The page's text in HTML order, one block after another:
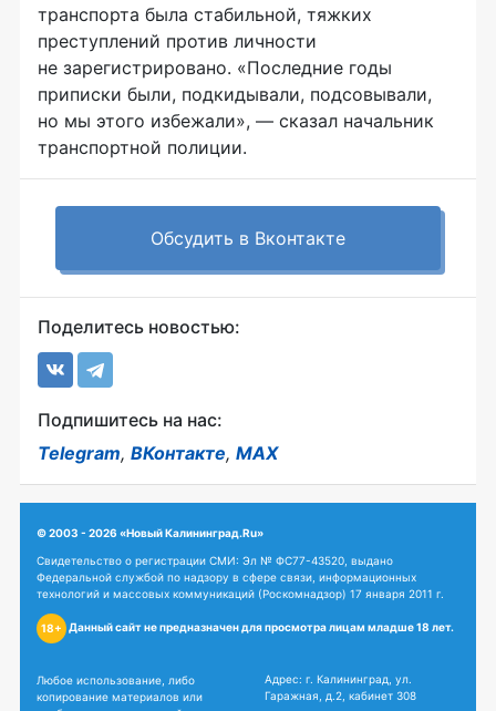
транспорта была стабильной, тяжких
преступлений против личности
не зарегистрировано. «Последние годы
приписки были, подкидывали, подсовывали,
но мы этого избежали», — сказал начальник
транспортной полиции.
Обсудить в Вконтакте
Поделитесь новостью:
Подпишитесь на нас:
Telegram, ВКонтакте, MAX
© 2003 - 2026 «Новый Калининград.Ru»
Свидетельство о регистрации СМИ: Эл № ФС77-43520, выдано
Федеральной службой по надзору в сфере связи, информационных
технологий и массовых коммуникаций (Роскомнадзор) 17 января 2011 г.
18+ Данный сайт не предназначен для просмотра лицам младше 18 лет.
Любое использование, либо
копирование материалов или
Адрес: г. Калининград, ул.
Гаражная, д.2, кабинет 308